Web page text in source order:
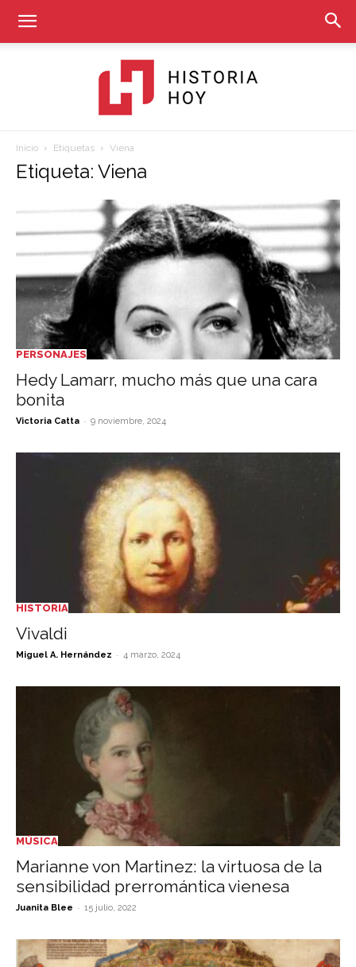
Hoy
Inicio Etiquetas Viena
Etiqueta: Viena
PERSONAJES
Hedy Lamarr, mucho más que una cara
bonita
Victoria Catta - 9 noviembre, 2024
HISTORIA
Vivaldi
Miguel A. Hernández - 4 marzo, 2024
MÚSICA
Marianne von Martinez: la virtuosa de la
sensibilidad prerromántica vienesa
Juanita Blee - 15 julio, 2022